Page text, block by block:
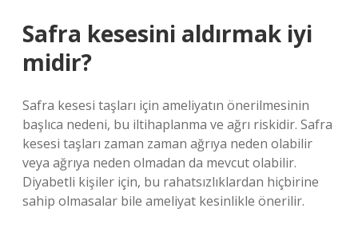
Safra kesesini aldırmak iyi
midir?
Safra kesesi taşları için ameliyatın önerilmesinin
başlıca nedeni, bu iltihaplanma ve ağrı riskidir. Safra
kesesi taşları zaman zaman ağrıya neden olabilir
veya ağrıya neden olmadan da mevcut olabilir.
Diyabetli kişiler için, bu rahatsızlıklardan hiçbirine
sahip olmasalar bile ameliyat kesinlikle önerilir.